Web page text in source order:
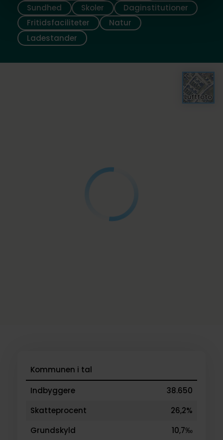
Sundhed
Skoler
Daginstitutioner
Fritidsfaciliteter
Natur
Ladestander
Luftfoto
Kommunen i tal
Indbyggere
38.650
Skatteprocent
26,2%
Grundskyld
10,7‰